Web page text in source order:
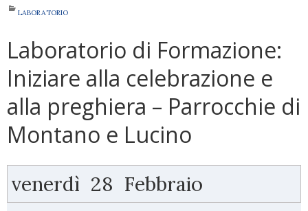
LABORATORIO
Laboratorio di Formazione:
Iniziare alla celebrazione e
alla preghiera – Parrocchie di
Montano e Lucino
venerdì 28 Febbraio